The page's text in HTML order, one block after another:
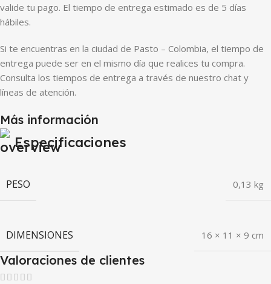
valide tu pago. El tiempo de entrega estimado es de 5 días
hábiles.
Si te encuentras en la ciudad de Pasto – Colombia, el tiempo de
entrega puede ser en el mismo día que realices tu compra.
Consulta los tiempos de entrega a través de nuestro chat y
líneas de atención.
Más información
Especificaciones
PESO 0,13 kg
DIMENSIONES 16 × 11 × 9 cm
Valoraciones de clientes